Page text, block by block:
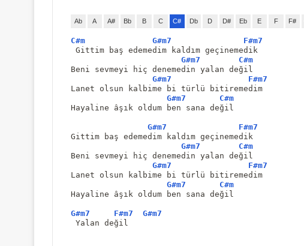
Ab A A# Bb B C C# Db D D# Eb E F F#
C#m G#m7
F#m7
Gittim baş edemedim kaldım geçinemedik
G#m7
C#m
Beni sevmeyi hiç denemedin yalan değil
G#m7
F#m7
Lanet olsun kalbime bi türlü bitiremedim
G#m7
C#m
Hayaline âşık oldum ben sana değil
G#m7
F#m7
Gittim baş edemedim kaldım geçinemedik
G#m7
C#m
Beni sevmeyi hiç denemedin yalan değil
G#m7
F#m7
Lanet olsun kalbime bi türlü bitiremedim
G#m7
C#m
Hayaline âşık oldum ben sana değil
G#m7 F#m7
G#m7
Yalan değil